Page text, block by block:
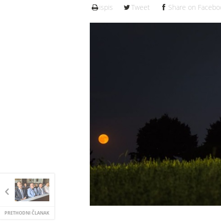
PRETHODNI ČLANAK
ispis Tweet Share on